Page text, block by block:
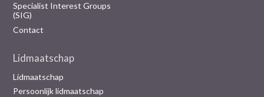
Specialist Interest Groups
(SIG)
Contact
Lidmaatschap
Lidmaatschap
Persoonlijk lidmaatschap